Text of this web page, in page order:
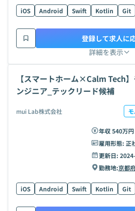
iOS Android Swift Kotlin Git
詳細を表示
登録して求人に
【スマートホーム×Calm Tech
ンジニア_テックリード候補
mui Lab株式会社
年収 540万
雇用形態: 正
更新日:
勤務地:京都
iOS Android Swift Kotlin Git